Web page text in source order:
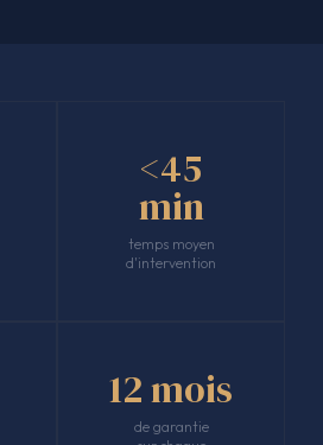
<45
min
temps moyen
d'intervention
12 mois
de garantie